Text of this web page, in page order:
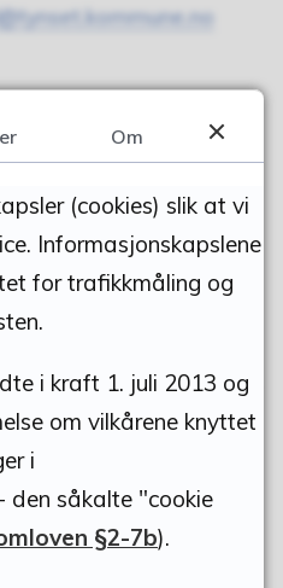
Vingelsgaard
Sist endret
13.05.2026
Del på Facebook
Del på Twitter
Del påTips
lette etter?
Om
(cookies) slik at vi
Informasjonskapslene
for trafikkmåling og
i kraft 1. juli 2013 og
om vilkårene knyttet
i
den såkalte "cookie
§2-7b).